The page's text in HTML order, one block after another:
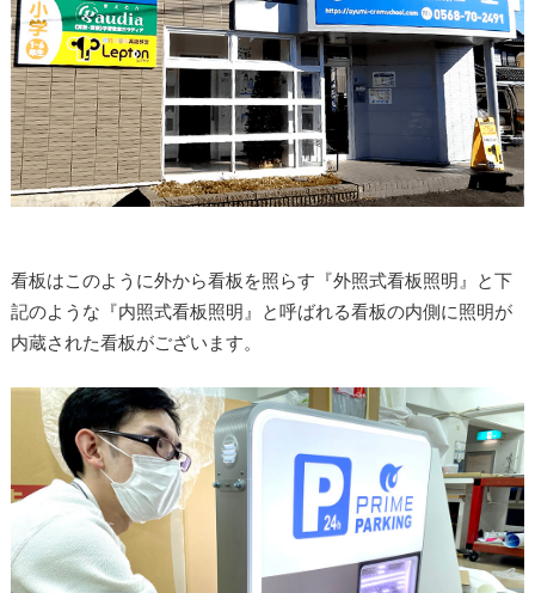
看板はこのように外から看板を照らす『外照式看板照明』と下
記のような『内照式看板照明』と呼ばれる看板の内側に照明が
内蔵された看板がございます。